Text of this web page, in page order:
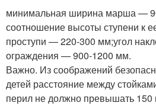
минимальная ширина марша —
соотношение высоты ступени к
проступи — 220-300 мм;угол
ограждения — 900-1200 мм.
Важно. Из соображений
детей расстояние между
перил не должно превышать 150